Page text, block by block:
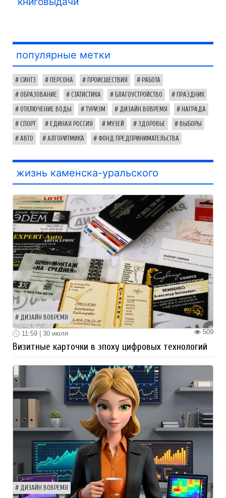
популярные метки
СИНТЗ ПЕРСОНА ПРОИСШЕСТВИЯ РАБОТА
ОБРАЗОВАНИЕ СТАТИСТИКА БЛАГОУСТРОЙСТВО ПРАЗДНИК
ОТКЛЮЧЕНИЕ ВОДЫ ТУРИЗМ ДИЗАЙН ВОВРЕМЯ НАГРАДА
СПОРТ ЕДИНАЯ РОССИЯ МУЗЕЙ ЗДОРОВЬЕ ВЫБОРЫ
АВТО АЛГОРИТМИКА ФОНД ПРЕДПРИНИМАТЕЛЬСТВА
жизнь каменска-уральского
ДИЗАЙН ВОВРЕМЯ
509
11:59 | 30 июля
Визитные карточки в эпоху цифровых технологий
ДИЗАЙН ВОВРЕМЯ